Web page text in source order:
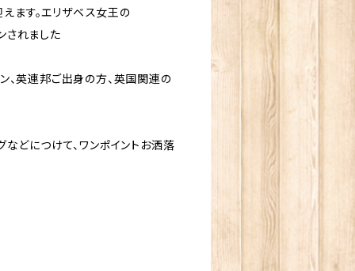
す。エリザベス女王の
されました
英連邦ご出身の方、英国関連の
どにつけて、ワンポイントお洒落